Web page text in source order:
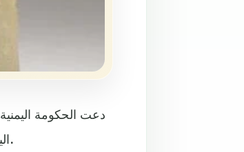
دعت الحكومة
اليمنية المسروقة والمهربة في المزادات العلنية في عدد من المدن الأوروبية.